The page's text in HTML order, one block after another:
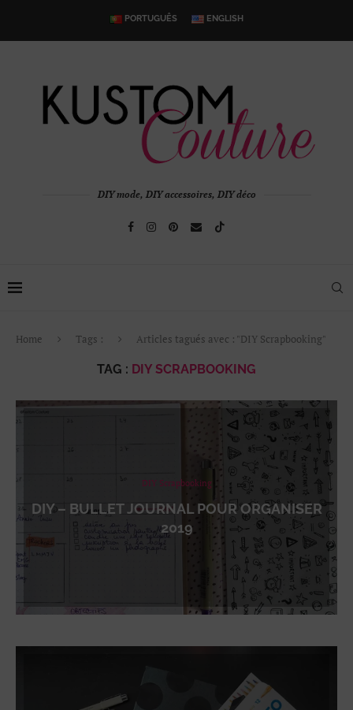
PORTUGUÊS ENGLISH
DIY mode, DIY accessoires, DIY déco
Home Tags : Articles tagués avec : "DIY Scrapbooking"
TAG : DIY SCRAPBOOKING
DIY Scrapbooking
DIY – BULLET JOURNAL POUR ORGANISER
2019